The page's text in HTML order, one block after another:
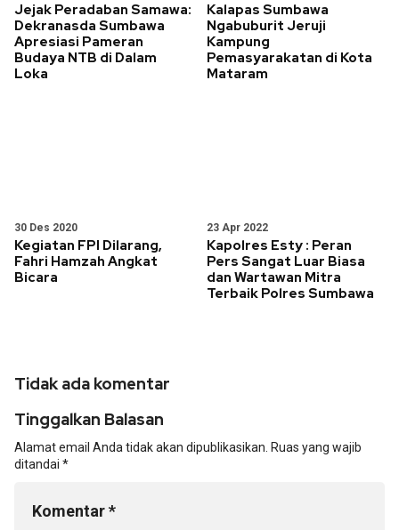
Jejak Peradaban Samawa:
Dekranasda Sumbawa
Apresiasi Pameran
Budaya NTB di Dalam
Loka
Kalapas Sumbawa
Ngabuburit Jeruji
Kampung
Pemasyarakatan di Kota
Mataram
30 Des 2020
Kegiatan FPI Dilarang,
Fahri Hamzah Angkat
Bicara
23 Apr 2022
Kapolres Esty : Peran
Pers Sangat Luar Biasa
dan Wartawan Mitra
Terbaik Polres Sumbawa
Tidak ada komentar
Tinggalkan Balasan
Alamat email Anda tidak akan dipublikasikan. Ruas yang wajib
ditandai *
Komentar*